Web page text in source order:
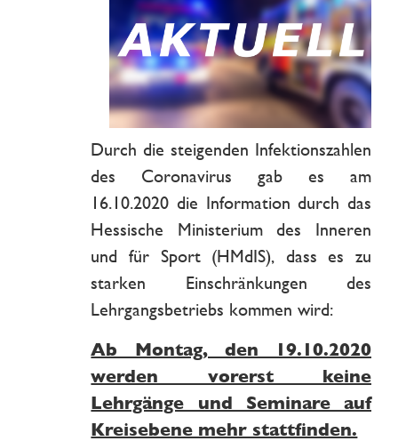
Durch die steigenden Infektionszahlen
des Coronavirus gab es am
16.10.2020 die Information durch das
Hessische Ministerium des Inneren
und für Sport (HMdIS), dass es zu
starken Einschränkungen des
Lehrgangsbetriebs kommen wird:
Ab Montag, den 19.10.2020
werden vorerst keine
Lehrgänge und Seminare auf
Kreisebene mehr stattfinden.